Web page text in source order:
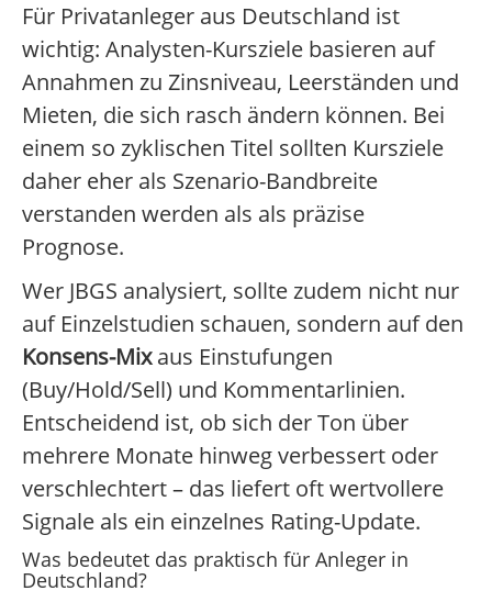
Für Privatanleger aus Deutschland ist
wichtig: Analysten-Kursziele basieren auf
Annahmen zu Zinsniveau, Leerständen und
Mieten, die sich rasch ändern können. Bei
einem so zyklischen Titel sollten Kursziele
daher eher als Szenario-Bandbreite
verstanden werden als als präzise
Prognose.
Wer JBGS analysiert, sollte zudem nicht nur
auf Einzelstudien schauen, sondern auf den
Konsens-Mixaus Einstufungen
(Buy/Hold/Sell) und Kommentarlinien.
Entscheidend ist, ob sich der Ton über
mehrere Monate hinweg verbessert oder
verschlechtert – das liefert oft wertvollere
Signale als ein einzelnes Rating-Update.
Was bedeutet das praktisch für Anleger in
Deutschland?